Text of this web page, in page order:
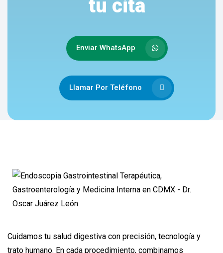
tu cita
Enviar WhatsApp
Llamar Por Teléfono
Cuidamos tu salud digestiva con precisión, tecnología y
trato humano. En cada procedimiento, combinamos